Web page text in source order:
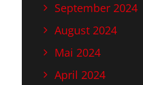
September 2024
August 2024
Mai 2024
April 2024